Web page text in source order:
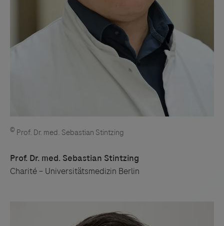
© Prof. Dr. med. Sebastian Stintzing
Prof. Dr. med. Sebastian Stintzing
Charité – Universitätsmedizin Berlin